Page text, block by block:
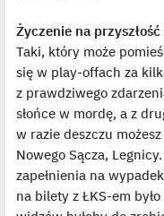
Życzenie na
Taki, który może
się w play-offach za
z prawdziwego
słońce w mordę, a z
w razie deszczu
Nowego Sącza,
zapełnienia na
na bilety z ŁKS-em